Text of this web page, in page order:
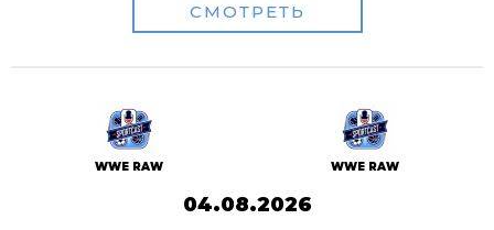
СМОТРЕТЬ
WWE RAW WWE RAW
04.08.2026